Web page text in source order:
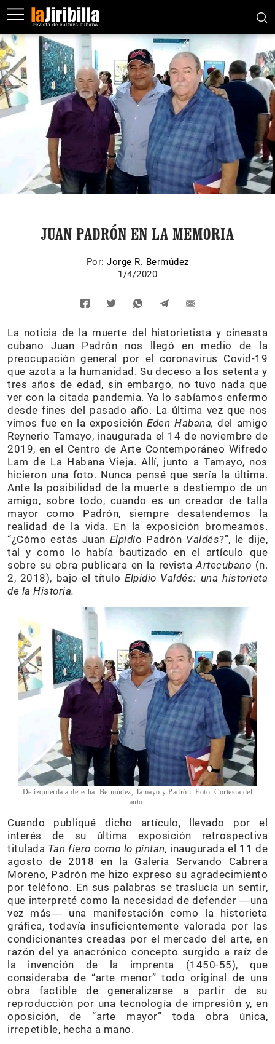
JUAN PADRÓN EN LA MEMORIA
Por: Jorge R. Bermúdez
1/4/2020
La noticia de la muerte del historietista y cineasta
cubano Juan Padrón nos llegó en medio de la
preocupación general por el coronavirus Covid-19
que azota a la humanidad. Su deceso a los setenta y
tres años de edad, sin embargo, no tuvo nada que
ver con la citada pandemia. Ya lo sabíamos enfermo
desde fines del pasado año. La última vez que nos
vimos fue en la exposiciónEden Habana,del amigo
Reynerio Tamayo, inaugurada el 14 de noviembre de
2019, en el Centro de Arte Contemporáneo Wifredo
Lam de La Habana Vieja. Allí, junto a Tamayo, nos
hicieron una foto. Nunca pensé que sería la última.
Ante la posibilidad de la muerte a destiempo de un
amigo, sobre todo, cuando es un creador de talla
mayor como Padrón, siempre desatendemos la
realidad de la vida. En la exposición bromeamos.
“¿Cómo estás Juan Elpidio Padrón Valdés?”, le dije,
tal y como lo había bautizado en el artículo que
sobre su obra publicara en la revistaArtecubano (n.
2, 2018), bajo el títuloElpidio Valdés: una historieta
de la Historia.
De izquierda a derecha: Bermúdez, Tamayo y Padrón. Foto: Cortesía del
autor
Cuando publiqué dicho artículo, llevado por el
interés de su última exposición retrospectiva
titulada Tan fiero como lo pintan, inaugurada el 11 de
agosto de 2018 en la Galería Servando Cabrera
Moreno, Padrón me hizo expreso su agradecimiento
por teléfono. En sus palabras se traslucía un sentir,
que interpreté como la necesidad de defender ―una
vez más― una manifestación como la historieta
gráfica, todavía insuficientemente valorada por las
condicionantes creadas por el mercado del arte, en
razón del ya anacrónico concepto surgido a raíz de
la invención de la imprenta (1450-55), que
consideraba de “arte menor” todo original de una
obra factible de generalizarse a partir de su
reproducción por una tecnología de impresión y, en
oposición, de “arte mayor” toda obra única,
irrepetible, hecha a mano.